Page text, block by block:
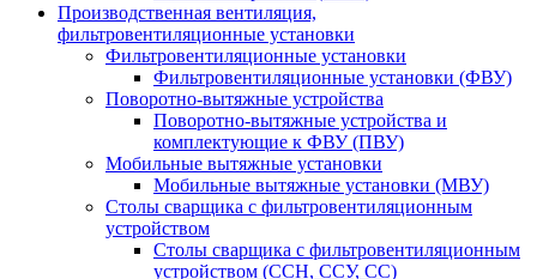
Производственная вентиляция,
фильтровентиляционные установки
Фильтровентиляционные установки
Фильтровентиляционные установки (ФВУ)
Поворотно-вытяжные устройства
Поворотно-вытяжные устройства и
комплектующие к ФВУ (ПВУ)
Мобильные вытяжные установки
Мобильные вытяжные установки (МВУ)
Столы сварщика с фильтровентиляционным
устройством
Столы сварщика с фильтровентиляционным
устройством (ССН, ССУ, СС)